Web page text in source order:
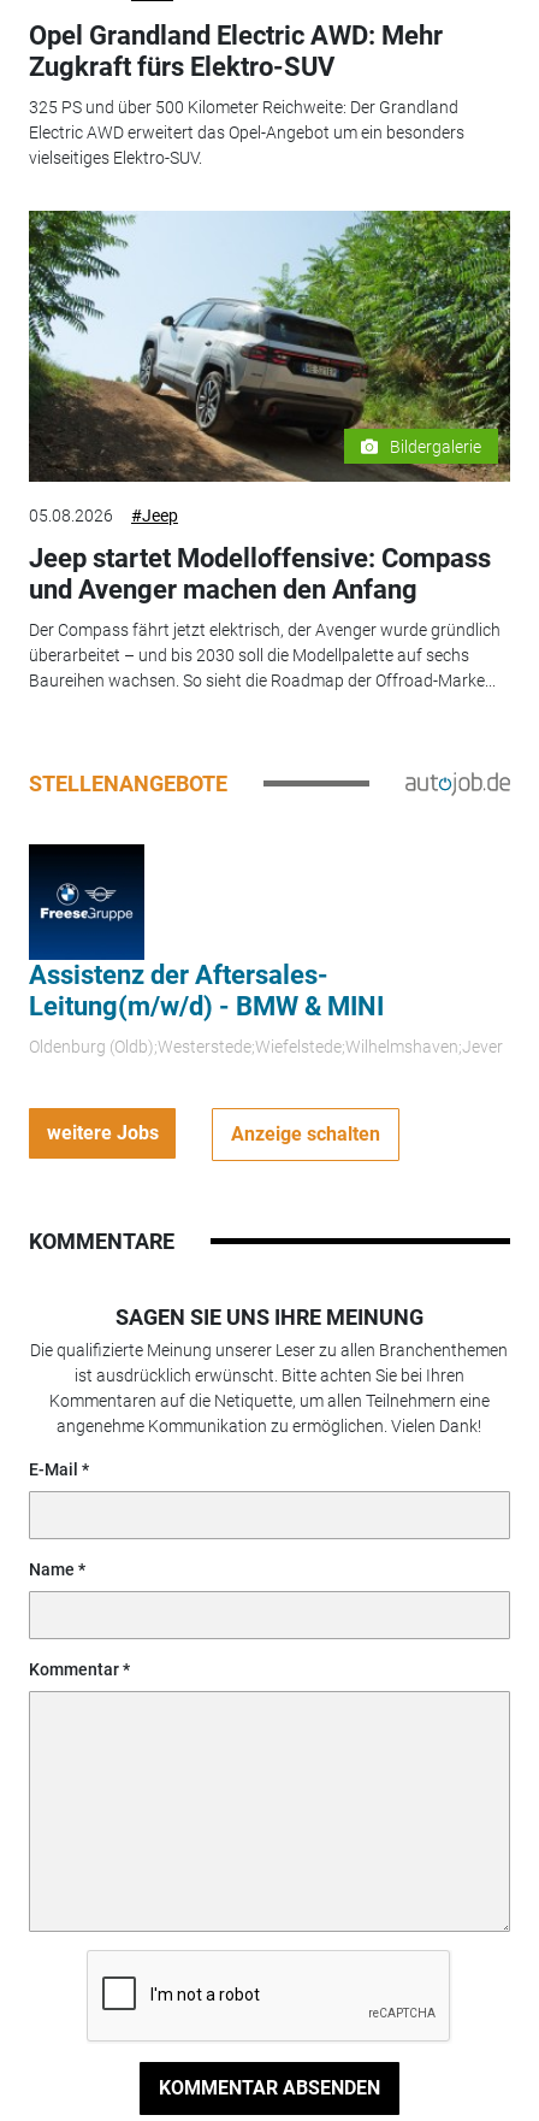
Opel Grandland Electric AWD: Mehr
Zugkraft fürs Elektro-SUV
325 PS und über 500 Kilometer Reichweite: Der Grandland
Electric AWD erweitert das Opel-Angebot um ein besonders
vielseitiges Elektro-SUV.
Bildergalerie
05.08.2026 #Jeep
Jeep startet Modelloffensive: Compass
und Avenger machen den Anfang
Der Compass fährt jetzt elektrisch, der Avenger wurde gründlich
überarbeitet – und bis 2030 soll die Modellpalette auf sechs
Baureihen wachsen. So sieht die Roadmap der Offroad-Marke...
STELLENANGEBOTE
Assistenz der Aftersales-
Leitung(m/w/d) - BMW & MINI
Oldenburg (Oldb);Westerstede;Wiefelstede;Wilhelmshaven;Jever
weitere Jobs Anzeige schalten
KOMMENTARE
SAGEN SIE UNS IHRE MEINUNG
Die qualifizierte Meinung unserer Leser zu allen Branchenthemen
ist ausdrücklich erwünscht. Bitte achten Sie bei Ihren
Kommentaren auf die Netiquette, um allen Teilnehmern eine
angenehme Kommunikation zu ermöglichen. Vielen Dank!
E-Mail
Name
Kommentar
KOMMENTAR ABSENDEN